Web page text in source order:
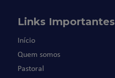
Links Importantes
Início
Quem somos
Pastoral